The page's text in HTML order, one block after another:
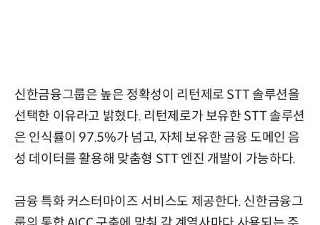
신한금융그룹은 높은 정확성이 리턴제로 STT 솔루션을
선택한 이유라고 밝혔다. 리턴제로가 보유한 STT 솔루션
은 인식률이 97.5%가 넘고, 자체 보유한 금융 도메인 음
성 데이터를 활용해 맞춤형 STT 엔진 개발이 가능하다.
금융 특화 커스터마이즈 서비스도 제공한다. 신한금융그